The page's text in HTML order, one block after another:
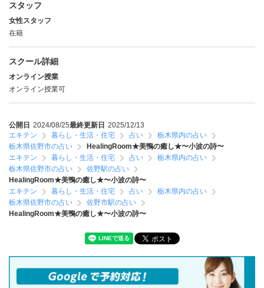
スタッフ
女性スタッフ
在籍
スクール詳細
オンライン授業
オンライン授業可
公開日 2024/08/25最終更新日 2025/12/13
エキテン
暮らし・生活・住宅 占い
栃木県内の占い
栃木県佐野市の占い
HealingRoom★美鴨の癒し★〜小波の詩〜
エキテン
暮らし・生活・住宅 占い
栃木県内の占い
栃木県佐野市の占い
佐野駅の占い
HealingRoom★美鴨の癒し★〜小波の詩〜
エキテン
暮らし・生活・住宅 占い
栃木県内の占い
栃木県佐野市の占い
佐野市駅の占い
HealingRoom★美鴨の癒し★〜小波の詩〜